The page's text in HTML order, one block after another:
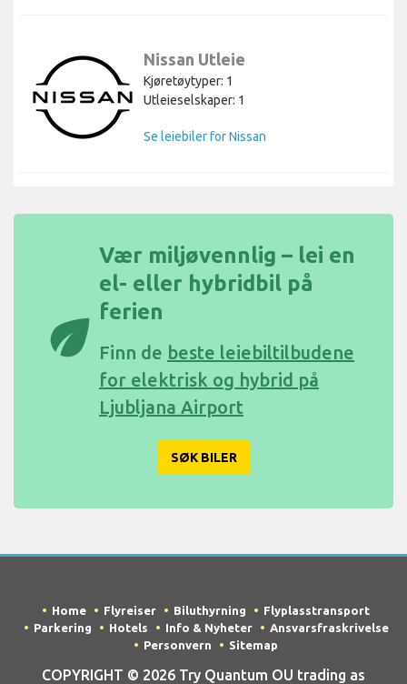
Nissan Utleie
Kjøretøytyper: 1
Utleieselskaper: 1
Se leiebiler for Nissan
eco
Vær miljøvennlig – lei en
el- eller hybridbil på
ferien
Finn de beste leiebiltilbudene
for elektrisk og hybrid på
Ljubljana Airport
SØK BILER
Home Flyreiser Biluthyrning
Flyplasstransport
Parkering
Hotels Info & Nyheter
Ansvarsfraskrivelse
Personvern
Sitemap
COPYRIGHT © 2026 Try Quantum OU trading as